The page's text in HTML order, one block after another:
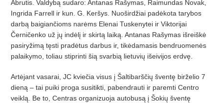
Abrutis. Valdybą sudaro: Antanas Rašymas, Raimundas Novak,
Ingrida Farrell ir kun. G. Keršys. Nuoširdžiai padėkota tarybos
darbą baigiančioms narėms Elenai Tuskenytei ir Viktorijai
Černičenko už jų indėlį ir skirtą laiką. Antanas Rašymas išreiškė
pasiryžimą tęsti pradėtus darbus ir, tikėdamasis bendruomenės
palaikymo, toliau stiprinti šią svarbią lietuvių išeivijos erdvę.
Artėjant vasarai, JC kviečia visus į Šaltibarščių šventę birželio 7
dieną – tai puiki proga susitikti, pabendrauti ir paremti Centro
veiklą. Be to, Centras organizuoja autobusą į Šokių šventę